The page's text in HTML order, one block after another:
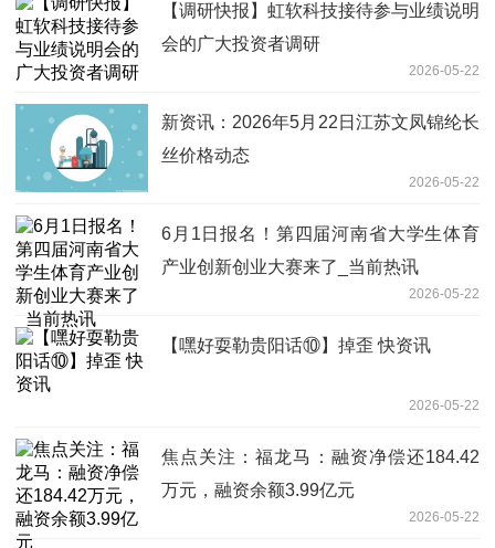
【调研快报】虹软科技接待参与业绩说明
会的广大投资者调研
2026-05-22
新资讯：2026年5月22日江苏文凤锦纶长
丝价格动态
2026-05-22
6月1日报名！第四届河南省大学生体育
产业创新创业大赛来了_当前热讯
2026-05-22
【嘿好耍勒贵阳话⑩】掉歪 快资讯
2026-05-22
焦点关注：福龙马：融资净偿还184.42
万元，融资余额3.99亿元
2026-05-22